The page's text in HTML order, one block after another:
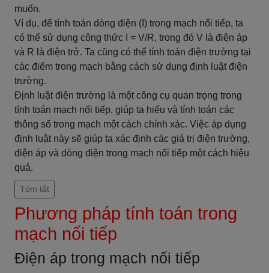
muốn.
Ví dụ, để tính toán dòng điện (I) trong mạch nối tiếp, ta
có thể sử dụng công thức I = V/R, trong đó V là điện áp
và R là điện trở. Ta cũng có thể tính toán điện trường tại
các điểm trong mạch bằng cách sử dụng định luật điện
trường.
Định luật điện trường là một công cụ quan trọng trong
tính toán mạch nối tiếp, giúp ta hiểu và tính toán các
thông số trong mạch một cách chính xác. Việc áp dụng
định luật này sẽ giúp ta xác định các giá trị điện trường,
điện áp và dòng điện trong mạch nối tiếp một cách hiệu
quả.
Tóm tắt
Phương pháp tính toán trong
mạch nối tiếp
Điện áp trong mạch nối tiếp